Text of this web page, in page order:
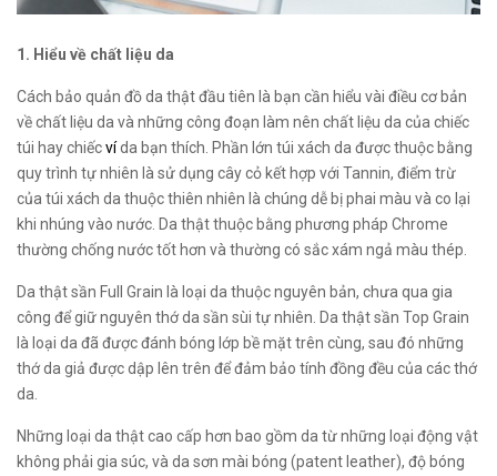
1. Hiểu về chất liệu da
Cách bảo quản đồ da thật đầu tiên là bạn cần hiểu vài điều cơ bản
về chất liệu da và những công đoạn làm nên chất liệu da của chiếc
túi hay chiếcvída bạn thích. Phần lớn túi xách da được thuộc bằng
quy trình tự nhiên là sử dụng cây cỏ kết hợp với Tannin, điểm trừ
của túi xách da thuộc thiên nhiên là chúng dễ bị phai màu và co lại
khi nhúng vào nước. Da thật thuộc bằng phương pháp Chrome
thường chống nước tốt hơn và thường có sắc xám ngả màu thép.
Da thật sần Full Grain là loại da thuộc nguyên bản, chưa qua gia
công để giữ nguyên thớ da sần sùi tự nhiên. Da thật sần Top Grain
là loại da đã được đánh bóng lớp bề mặt trên cùng, sau đó những
thớ da giả được dập lên trên để đảm bảo tính đồng đều của các thớ
da.
Những loại da thật cao cấp hơn bao gồm da từ những loại động vật
không phải gia súc, và da sơn mài bóng (patent leather), độ bóng